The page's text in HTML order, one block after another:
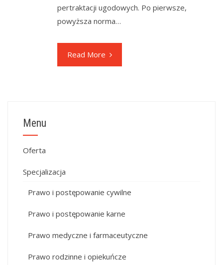
pertraktacji ugodowych. Po pierwsze,
powyższa norma…
Read More
Menu
Oferta
Specjalizacja
Prawo i postępowanie cywilne
Prawo i postępowanie karne
Prawo medyczne i farmaceutyczne
Prawo rodzinne i opiekuńcze